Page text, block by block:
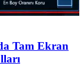
Tam Ekran